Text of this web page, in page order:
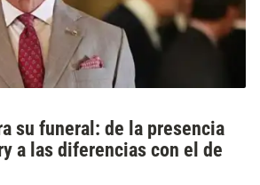
su funeral: de la presencia
a las diferencias con el de